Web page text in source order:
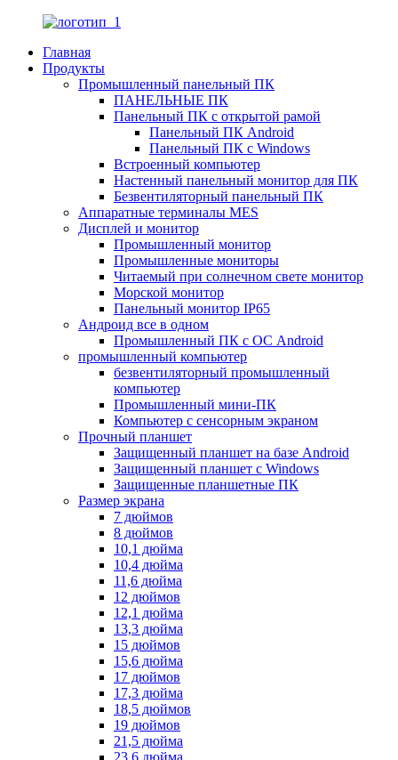
Главная
Продукты
Промышленный панельный ПК
ПАНЕЛЬНЫЕ ПК
Панельный ПК с открытой рамой
Панельный ПК Android
Панельный ПК с Windows
Встроенный компьютер
Настенный панельный монитор для ПК
Безвентиляторный панельный ПК
Аппаратные терминалы MES
Дисплей и монитор
Промышленный монитор
Промышленные мониторы
Читаемый при солнечном свете монитор
Морской монитор
Панельный монитор IP65
Андроид все в одном
Промышленный ПК с ОС Android
промышленный компьютер
безвентиляторный промышленный
компьютер
Промышленный мини-ПК
Компьютер с сенсорным экраном
Прочный планшет
Защищенный планшет на базе Android
Защищенный планшет с Windows
Защищенные планшетные ПК
Размер экрана
7 дюймов
8 дюймов
10,1 дюйма
10,4 дюйма
11,6 дюйма
12 дюймов
12,1 дюйма
13,3 дюйма
15 дюймов
15,6 дюйма
17 дюймов
17,3 дюйма
18,5 дюймов
19 дюймов
21,5 дюйма
23,6 дюйма